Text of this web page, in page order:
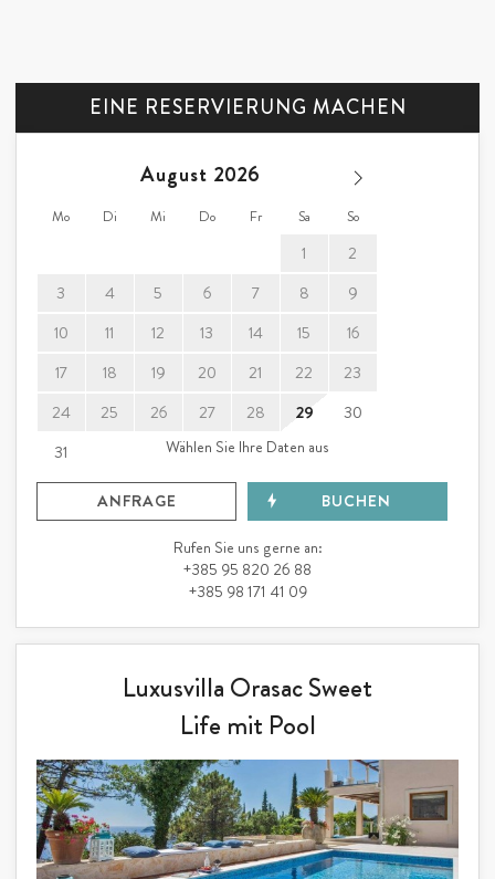
EINE RESERVIERUNG MACHEN
August
Mo Di Mi Do Fr Sa So
1
2
3
4 5 6 7 8
9
10
11 12 13 14 15
16
17
18 19 20 21 22
23
24
25 26 27 28 29
30
31
Wählen Sie Ihre Daten aus
ANFRAGE BUCHEN
Rufen Sie uns gerne an:
+385 95 820 26 88
+385 98 171 41 09
Luxusvilla Orasac Sweet
Life mit Pool